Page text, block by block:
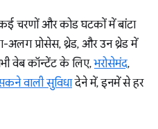
चरणों और कोड घटकों में बांटा
अलग प्रोसेस, थ्रेड, और उन थ्रेड में
वेब कॉन्टेंट के लिए,भरोसेमंद,
वाली सुविधादेने में, इनमें से हर